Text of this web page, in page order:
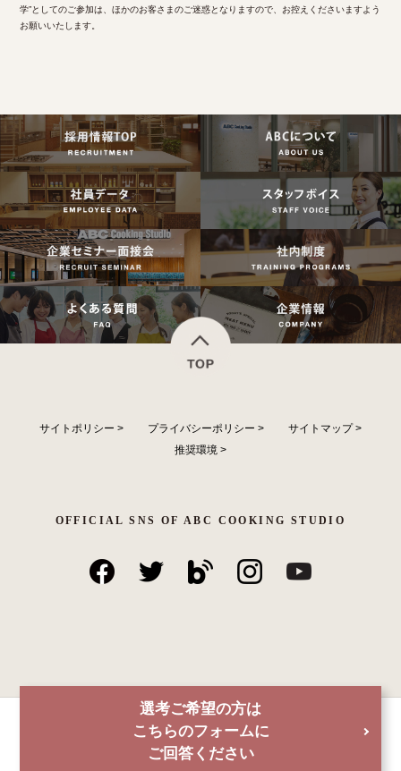
選考ご希望の方は
こちらのフォームに
ご回答ください
学”としてのご参加は、ほかのお客さまのご迷惑となりますので、お控えくださいますよう
お願いいたします。
サイトポリシー > プライバシーポリシー > サイトマップ>
推奨環境 >
OFFICIAL SNS OF ABC COOKING STUDIO